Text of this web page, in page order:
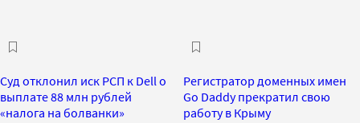
Суд отклонил иск РСП к Dell о
выплате 88 млн рублей
«налога на болванки»
Регистратор доменных имен
Go Daddy прекратил свою
работу в Крыму